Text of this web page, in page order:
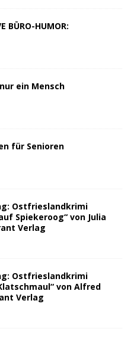
BÜRO-HUMOR:
ein Mensch
für Senioren
Ostfrieslandkrimi
Spiekeroog“ von Julia
Verlag
Ostfrieslandkrimi
von Alfred
Verlag